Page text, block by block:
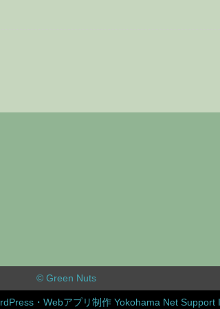
© Green Nuts
・Webアプリ制作 Yokohama Net Support